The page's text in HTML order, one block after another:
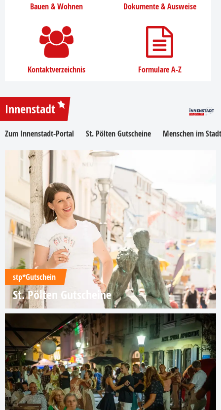
Bauen & Wohnen Dokumente & Ausweise
Kontaktverzeichnis Formulare A-Z
Innenstadt
Zum Innenstadt-Portal St. Pölten Gutscheine Menschen im
stp*Gutschein
St. Pölten Gutscheine